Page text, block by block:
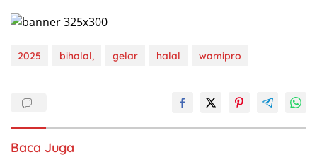
2025 bihalal, gelar halal wamipro
Baca Juga